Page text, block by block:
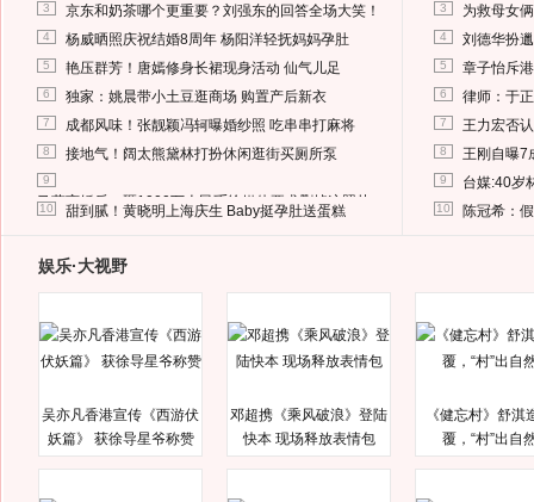
3 京东和奶茶哪个更重要？刘强东的回答全场大笑！
4 杨威晒照庆祝结婚8周年 杨阳洋轻抚妈妈孕肚
5 艳压群芳！唐嫣修身长裙现身活动 仙气儿足
6 独家：姚晨带小土豆逛商场 购置产后新衣
7 成都风味！张靓颖冯轲曝婚纱照 吃串串打麻将
8 接地气！阔太熊黛林打扮休闲逛街买厕所泵
9
马蓉离婚后，砸1000万人民币给媒体要求删掉这照片
10 甜到腻！黄晓明上海庆生 Baby挺孕肚送蛋糕
3 为救母女
4 刘德华扮
5 章子怡斥
6 律师：于
7 王力宏否
8 王刚自曝7
9 台媒:40岁
10 陈冠希：
娱乐·大视野
吴亦凡香港宣传《西游伏
妖篇》 获徐导星爷称赞
邓超携《乘风破浪》登陆
快本 现场释放表情包
《健忘村》舒淇
覆，“村”出自